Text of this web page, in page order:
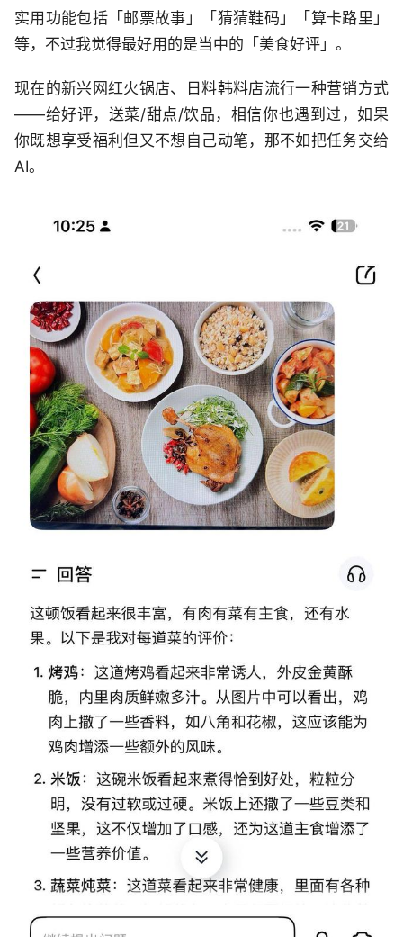
实用功能包括「邮票故事」「猜猜鞋码」「算卡路里」
等，不过我觉得最好用的是当中的「美食好评」。
现在的新兴网红火锅店、日料韩料店流行一种营销方式
——给好评，送菜/甜点/饮品，相信你也遇到过，如果
你既想享受福利但又不想自己动笔，那不如把任务交给
AI。